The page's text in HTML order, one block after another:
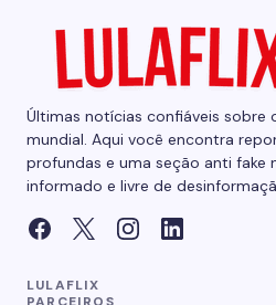
Últimas notícias confiáveis sobre
mundial. Aqui você encontra
profundas e uma seção anti
informado e livre de
LULAFLIX